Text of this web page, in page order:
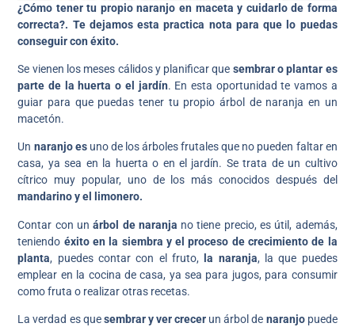
¿Cómo tener tu propio naranjo en maceta y cuidarlo de forma
correcta?. Te dejamos esta practica nota para que lo puedas
conseguir con éxito.
Se vienen los meses cálidos y planificar que sembrar o plantar es
parte de la huerta o el jardín. En esta oportunidad te vamos a
guiar para que puedas tener tu propio árbol de naranja en un
macetón.
Un naranjo esuno de los árboles frutales que no pueden faltar en
casa, ya sea en la huerta o en el jardín. Se trata de un cultivo
cítrico muy popular, uno de los más conocidos después del
mandarino y el limonero.
Contar con un árbol de naranja no tiene precio, es útil, además,
teniendo éxito en la siembra y el proceso de crecimiento de la
planta, puedes contar con el fruto, la naranja, la que puedes
emplear en la cocina de casa, ya sea para jugos, para consumir
como fruta o realizar otras recetas.
La verdad es quesembrar y ver crecer un árbol de naranjopuede